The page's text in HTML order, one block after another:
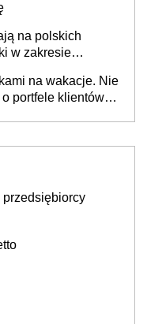
na polskich
w zakresie
na wakacje. Nie
portfele klientów
przedsiębiorcy